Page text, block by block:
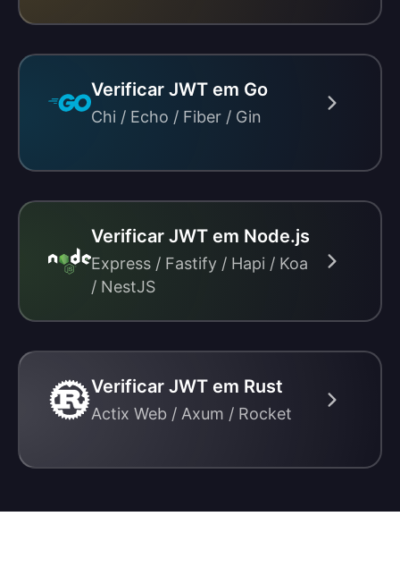
Verificar JWT em Go
Chi / Echo / Fiber / Gin
Verificar JWT em Node.js
Express / Fastify / Hapi / Koa
/ NestJS
Verificar JWT em Rust
Actix Web / Axum / Rocket